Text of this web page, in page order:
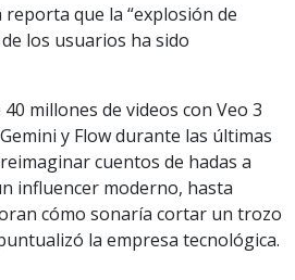
que la “explosión de
los usuarios ha sido
millones de videos con Veo 3
y Flow durante las últimas
cuentos de hadas a
influencer moderno, hasta
cómo sonaría cortar un trozo
la empresa tecnológica.